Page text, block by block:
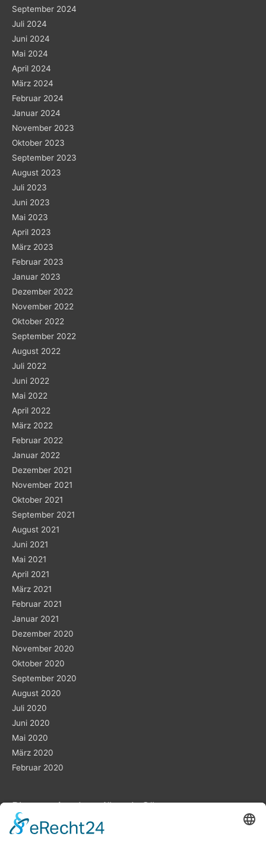
September 2024
Juli 2024
Juni 2024
Mai 2024
April 2024
März 2024
Februar 2024
Januar 2024
November 2023
Oktober 2023
September 2023
August 2023
Juli 2023
Juni 2023
Mai 2023
April 2023
März 2023
Februar 2023
Januar 2023
Dezember 2022
November 2022
Oktober 2022
September 2022
August 2022
Juli 2022
Juni 2022
Mai 2022
April 2022
März 2022
Februar 2022
Januar 2022
Dezember 2021
November 2021
Oktober 2021
September 2021
August 2021
Juni 2021
Mai 2021
April 2021
März 2021
Februar 2021
Januar 2021
Dezember 2020
November 2020
Oktober 2020
September 2020
August 2020
Juli 2020
Juni 2020
Mai 2020
März 2020
Februar 2020
Planung ist das „A“ und „O“